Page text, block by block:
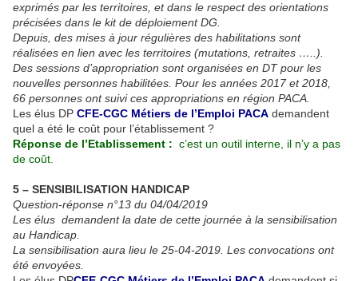
exprimés par les territoires, et dans le respect des orientations
précisées dans le kit de déploiement DG.
Depuis, des mises à jour régulières des habilitations sont
réalisées en lien avec les territoires (mutations, retraites …..).
Des sessions d’appropriation sont organisées en DT pour les
nouvelles personnes habilitées. Pour les années 2017 et 2018,
66 personnes ont suivi ces appropriations en région PACA.
Les élus DP CFE-CGC Métiers de l’Emploi PACA demandent
quel a été le coût pour l’établissement ?
Réponse de l’Etablissement : c’est un outil interne, il n’y a pas
de coût.
5 – SENSIBILISATION HANDICAP
Question-réponse n°13 du 04/04/2019
Les élus demandent la date de cette journée à la sensibilisation
au Handicap.
La sensibilisation aura lieu le 25-04-2019. Les convocations ont
été envoyées.